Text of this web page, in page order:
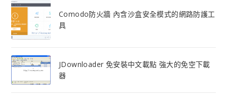
Comodo防火牆 內含沙盒安全模式的網路防護工
具
JDownloader 免安裝中文載點 強大的免空下載
器